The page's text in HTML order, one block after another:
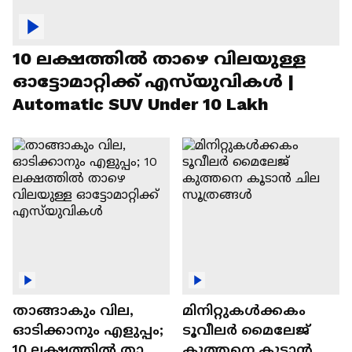
10 ലക്ഷത്തിൽ താഴെ വിലയുള്ള
ഓട്ടോമാറ്റിക്ക് എസ്‍യുവികൾ |
Automatic SUV Under 10 Lakh
താങ്ങാകും വില,
ഓടിക്കാനും എളുപ്പം;
മിനിറ്റുകൾക്കകം
ടൂവീലർ മൈലേജ്